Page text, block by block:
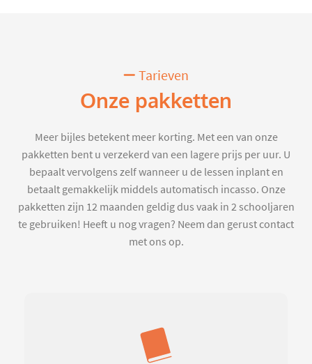
Tarieven
Onze pakketten
Meer bijles betekent meer korting. Met een van onze
pakketten bent u verzekerd van een lagere prijs per uur. U
bepaalt vervolgens zelf wanneer u de lessen inplant en
betaalt gemakkelijk middels automatisch incasso. Onze
pakketten zijn 12 maanden geldig dus vaak in 2 schooljaren
te gebruiken! Heeft u nog vragen? Neem dan gerust contact
met ons op.